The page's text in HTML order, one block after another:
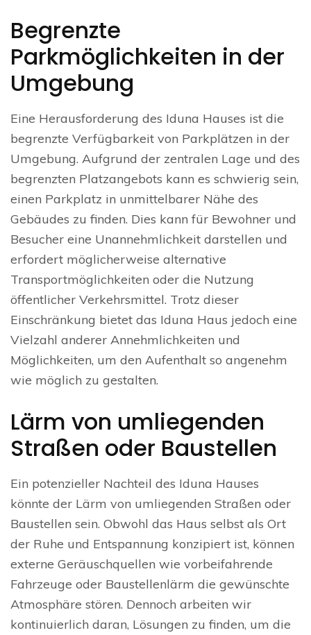
Begrenzte
Parkmöglichkeiten in der
Umgebung
Eine Herausforderung des Iduna Hauses ist die
begrenzte Verfügbarkeit von Parkplätzen in der
Umgebung. Aufgrund der zentralen Lage und des
begrenzten Platzangebots kann es schwierig sein,
einen Parkplatz in unmittelbarer Nähe des
Gebäudes zu finden. Dies kann für Bewohner und
Besucher eine Unannehmlichkeit darstellen und
erfordert möglicherweise alternative
Transportmöglichkeiten oder die Nutzung
öffentlicher Verkehrsmittel. Trotz dieser
Einschränkung bietet das Iduna Haus jedoch eine
Vielzahl anderer Annehmlichkeiten und
Möglichkeiten, um den Aufenthalt so angenehm
wie möglich zu gestalten.
Lärm von umliegenden
Straßen oder Baustellen
Ein potenzieller Nachteil des Iduna Hauses
könnte der Lärm von umliegenden Straßen oder
Baustellen sein. Obwohl das Haus selbst als Ort
der Ruhe und Entspannung konzipiert ist, können
externe Geräuschquellen wie vorbeifahrende
Fahrzeuge oder Baustellenlärm die gewünschte
Atmosphäre stören. Dennoch arbeiten wir
kontinuierlich daran, Lösungen zu finden, um die